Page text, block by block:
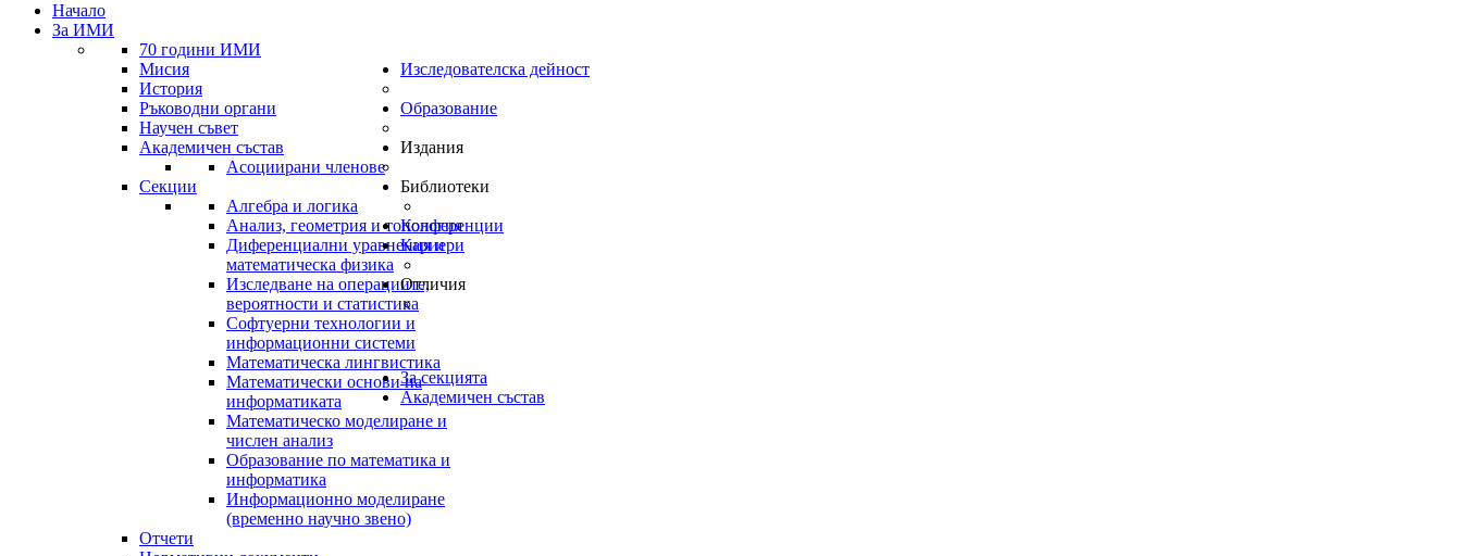
Начало
За ИМИ
70 години ИМИ
Мисия
История
Ръководни органи
Научен съвет
Академичен състав
Асоциирани членове
Секции
Алгебра и логика
Анализ, геометрия и топология
Диференциални уравнения и
математическа физика
Изследване на операциите,
вероятности и статистика
Софтуерни технологии и
информационни системи
Математическа лингвистика
Математически основи на
информатиката
Математическо моделиране и
числен анализ
Образование по математика и
информатика
Информационно моделиране
(временно научно звено)
Отчети
Изследователска дейност
Образование
Издания
Библиотеки
Конференции
Кариери
Отличия
За секцията
Академичен състав